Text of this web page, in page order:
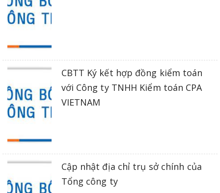
CBTT Ký kết hợp đồng kiểm toán
với Công ty TNHH Kiểm toán CPA
VIETNAM
Cập nhật địa chỉ trụ sở chính của
Tổng công ty